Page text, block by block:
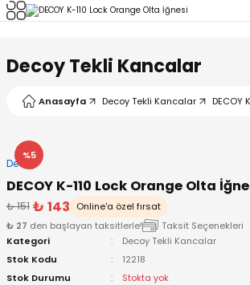
Decoy Tekli Kancalar
Anasayfa Decoy Tekli Kancalar DECOY
%5
Decoy
DECOY K-110 Lock Orange Olta
₺ 151 ₺ 143 Online'a özel fırsat
₺ 27 den başlayan taksitlerle!
Taksit Seçenekleri
Kategori
Decoy Tekli Kancalar
Stok Kodu
12218
Stok Durumu
Stokta yok
Geri Dön
Makineleri
Geri Dön
Kamışlar
Geri Dön
Misinalar
Misinalar
Geri Dön
- Klips
Halka
Geri Dön
Geri Dön
& El Feneri